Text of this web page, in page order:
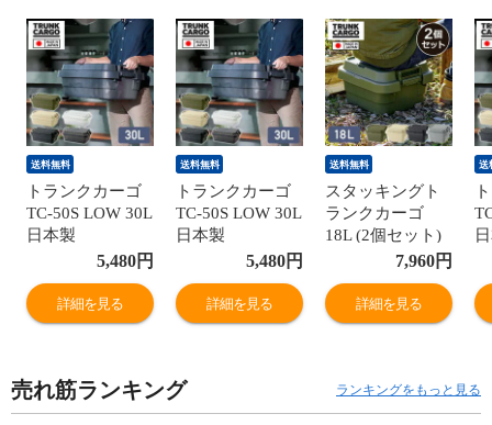
送料無料
トランクカーゴ
TC-50S LOW 30L
日本製
GHON133/GHON230/GHON135/GHON266/GHON267
スタッキング 座
れる 収納ボック
ス 収納ケース ハ
ードボックス 備
蓄ボックス 蓋付
5,480円
詳細を見る
送料無料
トランクカーゴ
TC-50S LOW 30L
日本製
GHON133/GHON230/GHON135/
スタッキング 座
れる 収納ボック
ス 収納ケース ハ
ードボックス 備
蓄ボックス 蓋付
5,480円
詳細を見る
送料無料
スタッキングト
ランクカーゴ
18L (2個セット)
TC-30S LOW 座
れる 収納ボック
ス 収納ケース 浅
型 ハードケース
クボックス キャ
ンプ アウトドア
7,960円
詳細を見る
送
売れ筋ランキング ランキングをもっと見る